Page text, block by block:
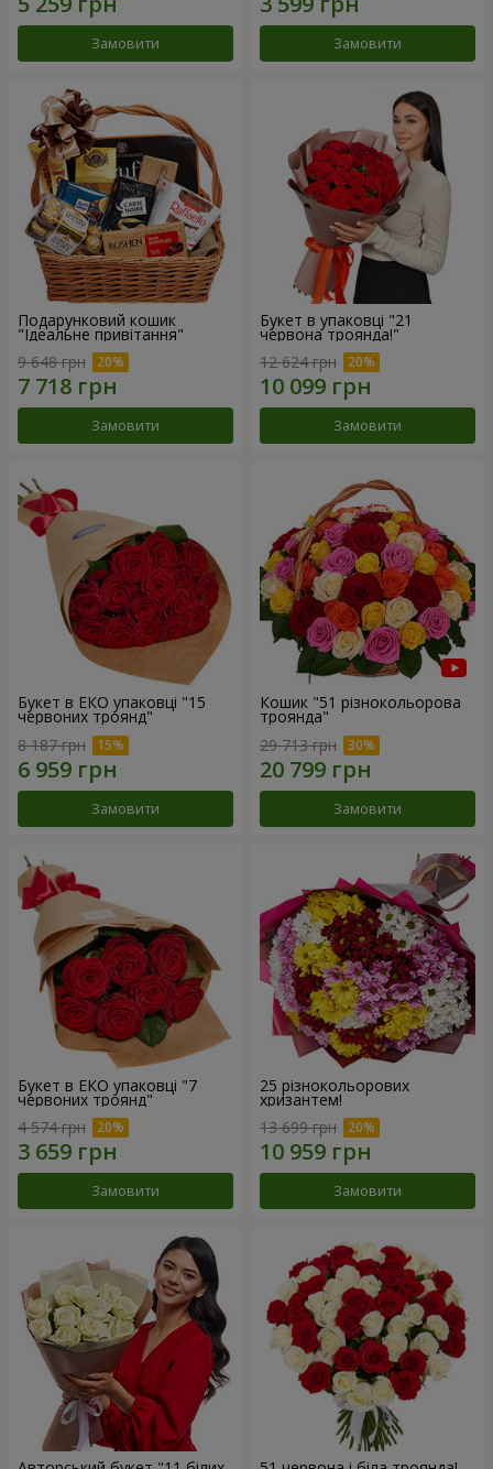
Замовити Замовити
Подарунковий кошик
"Ідеальне привітання"
9 648 грн
Замовити
Букет в упаковці "21
червона троянда!"
12 624 грн
Замовити
Букет в ЕКО упаковці "15
червоних троянд"
8 187 грн
Замовити
Кошик "51 різнокольорова
троянда"
29 713 грн
Замовити
Букет в ЕКО упаковці "7
червоних троянд"
4 574 грн
Замовити
25 різнокольорових
хризантем!
13 699 грн
Замовити